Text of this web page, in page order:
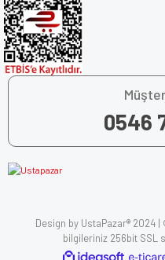
0546
Design by UstaPazar® 2024 |
bilgileriniz 256bit SSL
ideasoft